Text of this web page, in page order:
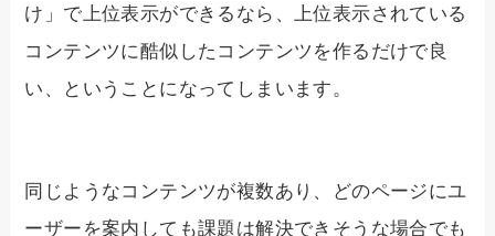
け」で上位表示ができるなら、上位表示されている
コンテンツに酷似したコンテンツを作るだけで良
い、ということになってしまいます。
同じようなコンテンツが複数あり、どのページにユ
ーザーを案内しても課題は解決できそうな場合でも